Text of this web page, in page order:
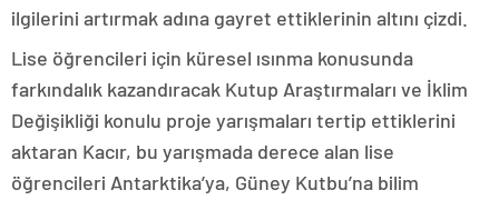
ilgilerini artırmak adına gayret ettiklerinin altını çizdi.
Lise öğrencileri için küresel ısınma konusunda
farkındalık kazandıracak Kutup Araştırmaları ve İklim
Değişikliği konulu proje yarışmaları tertip ettiklerini
aktaran Kacır, bu yarışmada derece alan lise
öğrencileri Antarktika’ya, Güney Kutbu’na bilim